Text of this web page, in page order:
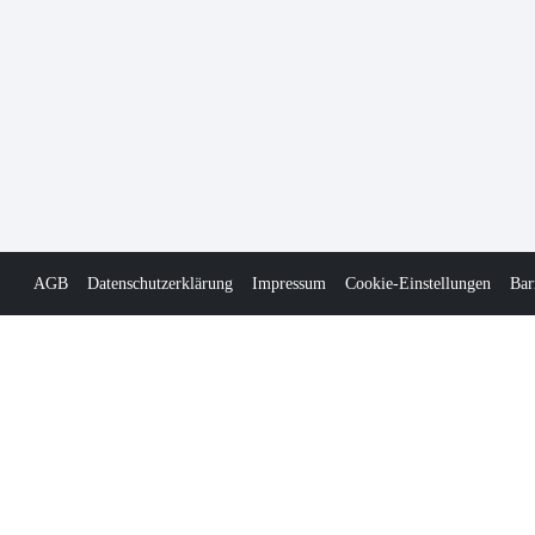
AGB Datenschutzerklärung Impressum Cookie-Einstellungen